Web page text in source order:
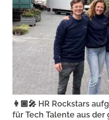
👩🏾‍🎤 HR Rockstars
für Tech Talente aus